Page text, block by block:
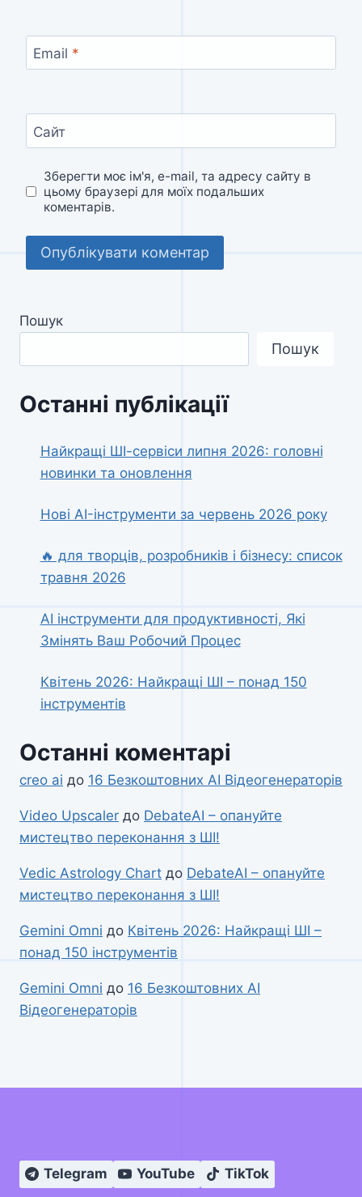
Email *
Сайт
Зберегти моє ім'я, e-mail, та адресу сайту в
цьому браузері для моїх подальших
коментарів.
Пошук
Пошук
Останні публікації
Найкращі ШІ-сервіси липня 2026: головні
новинки та оновлення
Нові AI-інструменти за червень 2026 року
🔥 для творців, розробників і бізнесу: список
травня 2026
AI інструменти для продуктивності, Які
Змінять Ваш Робочий Процес
Квітень 2026: Найкращі ШІ – понад 150
інструментів
Останні коментарі
creo ai до 16 Безкоштовних AI Відеогенераторів
Video Upscaler до DebateAI – опануйте
мистецтво переконання з ШІ!
Vedic Astrology Chart до DebateAI – опануйте
мистецтво переконання з ШІ!
Gemini Omni до Квітень 2026: Найкращі ШІ –
понад 150 інструментів
Gemini Omni до 16 Безкоштовних AI
Відеогенераторів
Telegram YouTube TikTok